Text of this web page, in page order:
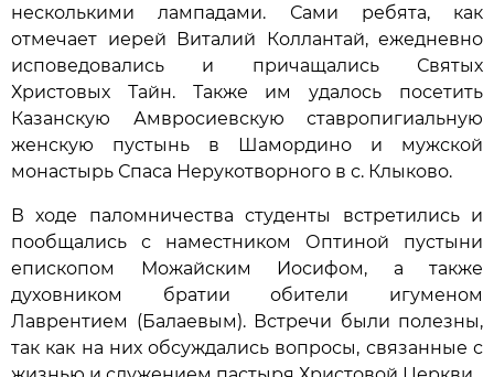
несколькими лампадами. Сами ребята, как
отмечает иерей Виталий Коллантай, ежедневно
исповедовались и причащались Святых
Христовых Тайн. Также им удалось посетить
Казанскую Амвросиевскую ставропигиальную
женскую пустынь в Шамордино и мужской
монастырь Спаса Нерукотворного в с. Клыково.
В ходе паломничества студенты встретились и
пообщались с наместником Оптиной пустыни
епископом Можайским Иосифом, а также
духовником братии обители игуменом
Лаврентием (Балаевым). Встречи были полезны,
так как на них обсуждались вопросы, связанные с